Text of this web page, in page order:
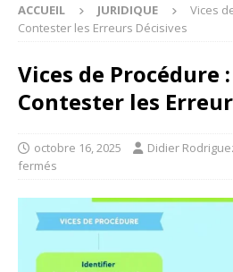
ACCUEIL JURIDIQUE
Vices
Contester les Erreurs Décisives
Vices de
Contester les
octobre 16, 2025 Didier
fermés